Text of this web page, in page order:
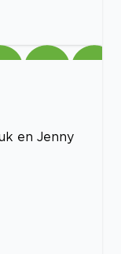
en Jenny